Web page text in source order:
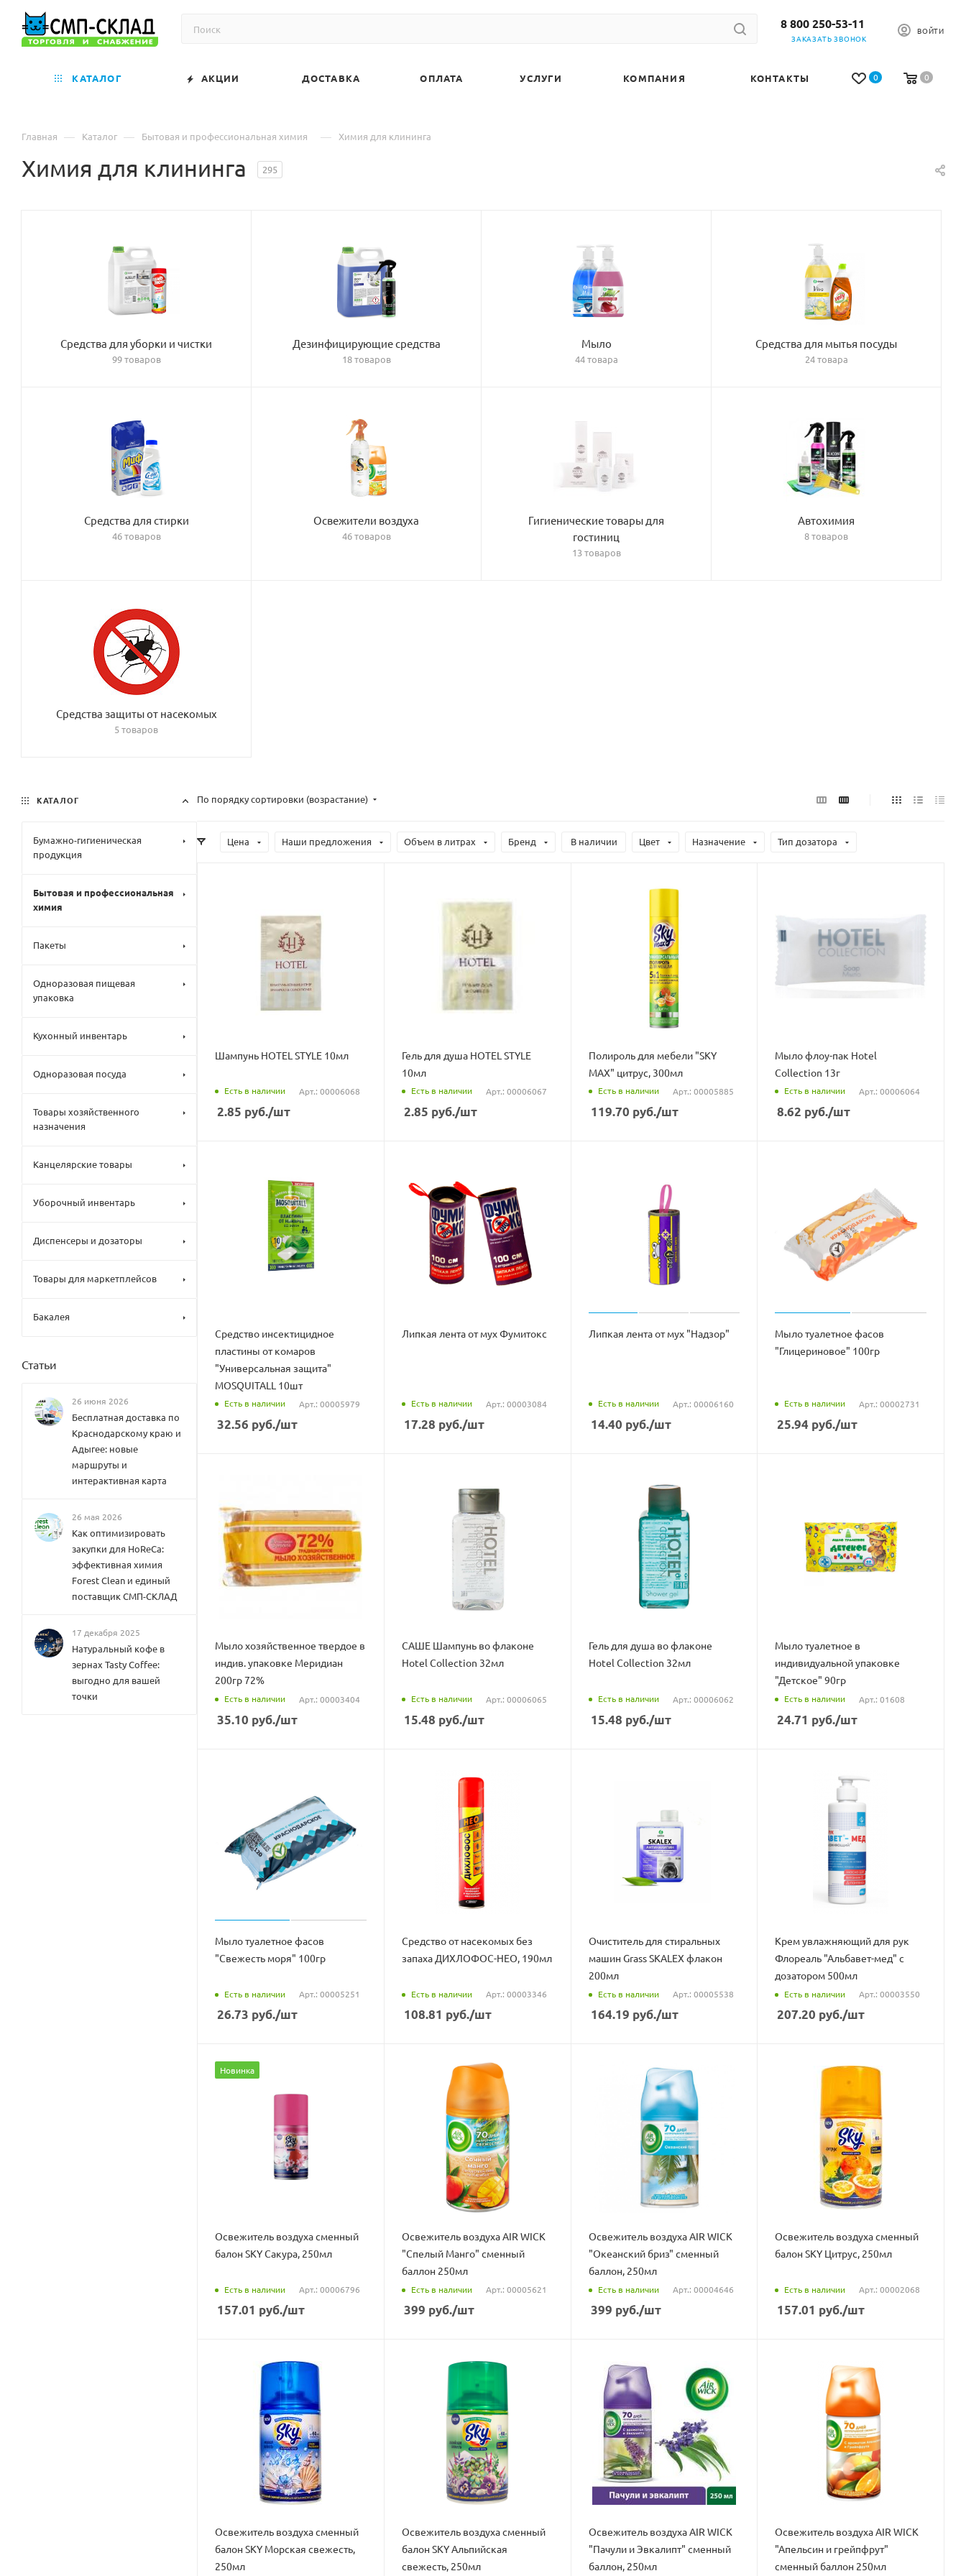
8 800 250-53-11
ЗАКАЗАТЬ ЗВОНОК
ВОЙТИ
0 0
КАТАЛОГ АКЦИИ ДОСТАВКА ОПЛАТА УСЛУГИ КОМПАНИЯ КОНТАКТЫ
Главная — Каталог — Бытовая и профессиональная химия — Химия для клининга
Химия для клининга 295
Средства для уборки и чистки
99 товаров
Дезинфицирующие средства
18 товаров
Мыло
44 товара
Средства для мытья посуды
24 товара
Средства для стирки
46 товаров
Освежители воздуха
46 товаров
Гигиенические товары для
гостиниц
13 товаров
Автохимия
8 товаров
Средства защиты от насекомых
5 товаров
По порядку сортировки (возрастание)
Цена Наши предложения Объем в литрах Бренд В наличии Цвет Назначение Тип дозатора
Шампунь HOTEL STYLE 10мл
Есть в наличии Арт.: 00006068
2.85 руб./шт
Гель для душа HOTEL STYLE
10мл
Есть в наличии Арт.: 00006067
2.85 руб./шт
Полироль для мебели "SKY
MAX" цитрус, 300мл
Есть в наличии Арт.: 00005885
119.70 руб./шт
Мыло флоу-пак Hotel
Collection 13г
Есть в наличии Арт.: 00006064
8.62 руб./шт
Средство инсектицидное
пластины от комаров
"Универсальная защита"
MOSQUITALL 10шт
Есть в наличии Арт.: 00005979
32.56 руб./шт
Липкая лента от мух Фумитокс
Есть в наличии Арт.: 00003084
17.28 руб./шт
Липкая лента от мух "Надзор"
Есть в наличии Арт.: 00006160
14.40 руб./шт
Мыло туалетное фасов
"Глицериновое" 100гр
Есть в наличии Арт.: 00002731
25.94 руб./шт
Мыло хозяйственное твердое в
индив. упаковке Меридиан
200гр 72%
Есть в наличии Арт.: 00003404
35.10 руб./шт
САШЕ Шампунь во флаконе
Hotel Collection 32мл
Есть в наличии Арт.: 00006065
15.48 руб./шт
Гель для душа во флаконе
Hotel Collection 32мл
Есть в наличии Арт.: 00006062
15.48 руб./шт
Мыло туалетное в
индивидуальной упаковке
"Детское" 90гр
Есть в наличии Арт.: 01608
24.71 руб./шт
Мыло туалетное фасов
"Свежесть моря" 100гр
Есть в наличии Арт.: 00005251
26.73 руб./шт
Средство от насекомых без
запаха ДИХЛОФОС-НЕО, 190мл
Есть в наличии Арт.: 00003346
108.81 руб./шт
Очиститель для стиральных
машин Grass SKALEX флакон
200мл
Есть в наличии Арт.: 00005538
164.19 руб./шт
Крем увлажняющий для рук
Флореаль "Альбавет-мед" с
дозатором 500мл
Есть в наличии Арт.: 00003550
207.20 руб./шт
Новинка
Освежитель воздуха сменный
балон SKY Сакура, 250мл
Есть в наличии Арт.: 00006796
157.01 руб./шт
Освежитель воздуха AIR WICK
"Спелый Манго" сменный
баллон 250мл
Есть в наличии Арт.: 00005621
399 руб./шт
Освежитель воздуха AIR WICK
"Океанский бриз" сменный
баллон, 250мл
Есть в наличии Арт.: 00004646
399 руб./шт
Освежитель воздуха сменный
балон SKY Цитрус, 250мл
Есть в наличии Арт.: 00002068
157.01 руб./шт
Освежитель воздуха сменный
балон SKY Морская свежесть,
250мл
Освежитель воздуха сменный
балон SKY Альпийская
свежесть, 250мл
Освежитель воздуха AIR WICK
"Пачули и Эвкалипт" сменный
баллон, 250мл
Освежитель воздуха AIR WICK
"Апельсин и грейпфрут"
сменный баллон 250мл
КАТАЛОГ
Бумажно-гигиеническая
продукция
Бытовая и профессиональная
химия
Пакеты
Одноразовая пищевая
упаковка
Кухонный инвентарь
Одноразовая посуда
Товары хозяйственного
назначения
Канцелярские товары
Уборочный инвентарь
Диспенсеры и дозаторы
Товары для маркетплейсов
Бакалея
Статьи
26 июня 2026
Бесплатная доставка по
Краснодарскому краю и
Адыгее: новые
маршруты и
интерактивная карта
26 мая 2026
Как оптимизировать
закупки для HoReCa:
эффективная химия
Forest Clean и единый
поставщик СМП-СКЛАД
17 декабря 2025
Натуральный кофе в
зернах Tasty Coffee:
выгодно для вашей
точки